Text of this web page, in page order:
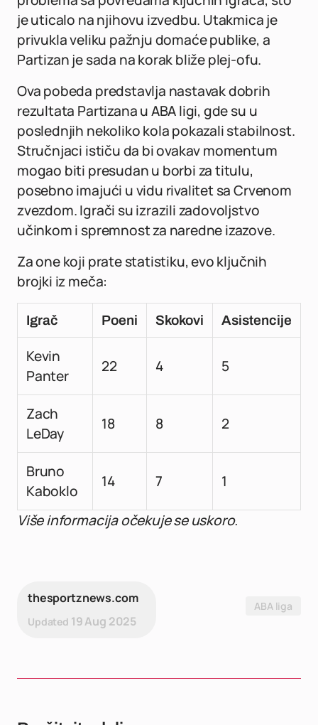
je uticalo na njihovu izvedbu. Utakmica je
privukla veliku pažnju domaće publike, a
Partizan je sada na korak bliže plej-ofu.
Ova pobeda predstavlja nastavak dobrih
rezultata Partizana u ABA ligi, gde su u
poslednjih nekoliko kola pokazali stabilnost.
Stručnjaci ističu da bi ovakav momentum
mogao biti presudan u borbi za titulu,
posebno imajući u vidu rivalitet sa Crvenom
zvezdom. Igrači su izrazili zadovoljstvo
učinkom i spremnost za naredne izazove.
Za one koji prate statistiku, evo ključnih
brojki iz meča:
Igrač Poeni Skokovi Asistencije
Kevin
Panter
22 4 5
Zach
LeDay
18 8 2
Bruno
Kaboklo
14 7 1
Više informacija očekuje se uskoro.
thesportznews.com
Updated 19 Aug 2025
ABA liga